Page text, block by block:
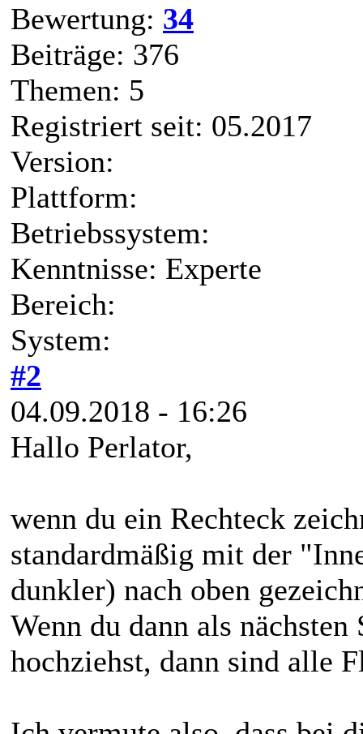
Bewertung: 34
Beiträge: 376
Themen: 5
Registriert seit: 05.2017
Version:
Plattform:
Betriebssystem:
Kenntnisse: Experte
Bereich:
System:
#2
04.09.2018 - 16:26
Hallo Perlator,
wenn du ein Rechteck
standardmäßig mit der
dunkler) nach oben
Wenn du dann als
hochziehst, dann sind alle